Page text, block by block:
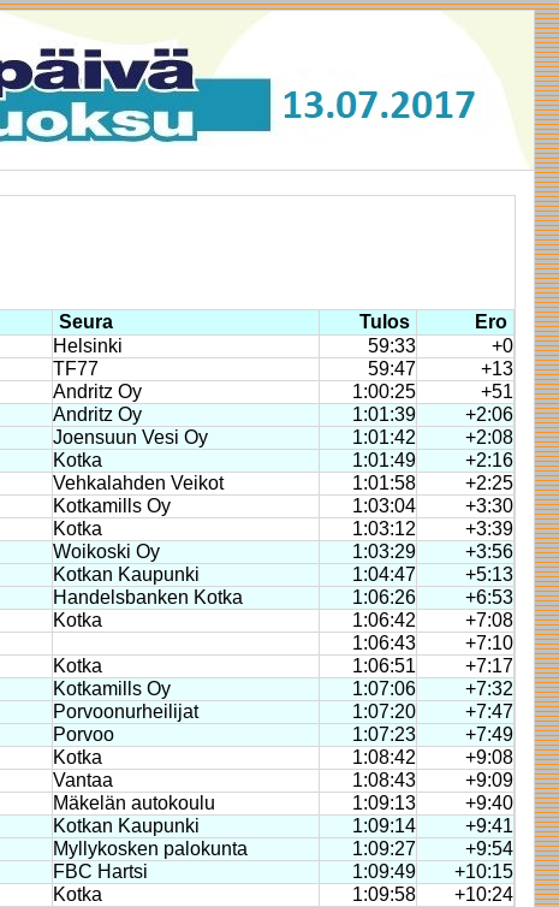
Seura Tulos
Ero
Helsinki 59:33
+0
TF77 59:47
+13
Andritz Oy 1:00:25
+51
Andritz Oy 1:01:39
+2:06
Joensuun Vesi Oy 1:01:42
+2:08
Kotka 1:01:49
+2:16
Vehkalahden Veikot 1:01:58
+2:25
Kotkamills Oy 1:03:04
+3:30
Kotka 1:03:12
+3:39
Woikoski Oy 1:03:29
+3:56
Kotkan Kaupunki 1:04:47
+5:13
Handelsbanken Kotka 1:06:26
+6:53
Kotka 1:06:42
+7:08
1:06:43
+7:10
Kotka 1:06:51
+7:17
Kotkamills Oy 1:07:06
+7:32
Porvoonurheilijat 1:07:20
+7:47
Porvoo 1:07:23
+7:49
Kotka 1:08:42
+9:08
Vantaa 1:08:43
+9:09
Mäkelän autokoulu 1:09:13
+9:40
Kotkan Kaupunki 1:09:14
+9:41
Myllykosken palokunta 1:09:27
+9:54
FBC Hartsi 1:09:49
+10:15
Kotka 1:09:58
+10:24